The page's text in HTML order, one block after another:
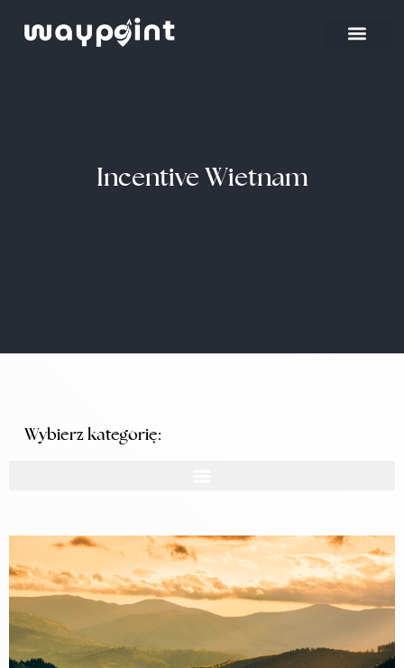
Incentive Wietnam
Wybierz kategorię: